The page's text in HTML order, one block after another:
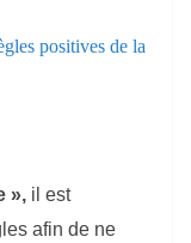
positives de la
», il est
afin de ne